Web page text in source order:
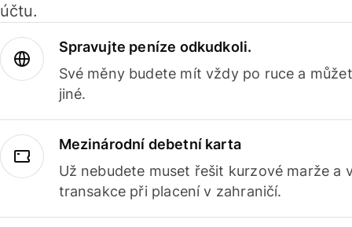
účtu.
Spravujte peníze odkudkoli.
Své měny budete mít vždy po ruce a
jiné.
Mezinárodní debetní karta
Už nebudete muset řešit kurzové marže a
transakce při placení v zahraničí.